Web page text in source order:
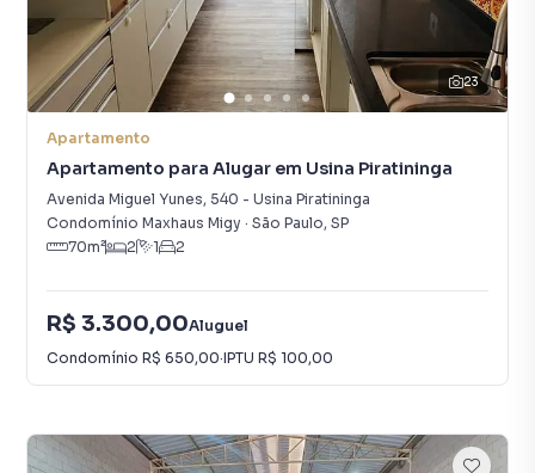
23
Apartamento
Apartamento para Alugar em Usina Piratininga
Avenida Miguel Yunes, 540 - Usina Piratininga
Condomínio Maxhaus Migy · São Paulo, SP
70m² 2 1 2
R$ 3.300,00Aluguel
Condomínio R$ 650,00·IPTU R$ 100,00